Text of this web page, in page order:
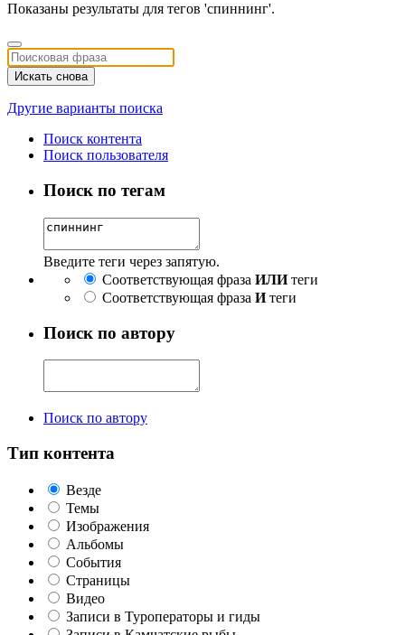
Показаны результаты для тегов 'спиннинг'.
Искать снова
Другие варианты поиска
Поиск контента
Поиск пользователя
Поиск по тегам
Введите теги через запятую.
Соответствующая фраза ИЛИтеги
Соответствующая фраза Итеги
Поиск по автору
Поиск по автору
Тип контента
Везде
Темы
Изображения
Альбомы
События
Страницы
Видео
Записи в Туроператоры и гиды